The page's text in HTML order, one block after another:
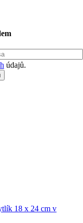
údajů.
18 x 24 cm v